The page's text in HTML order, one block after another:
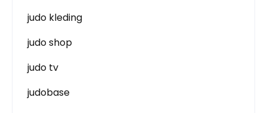
judo kleding
judo shop
judo tv
judobase